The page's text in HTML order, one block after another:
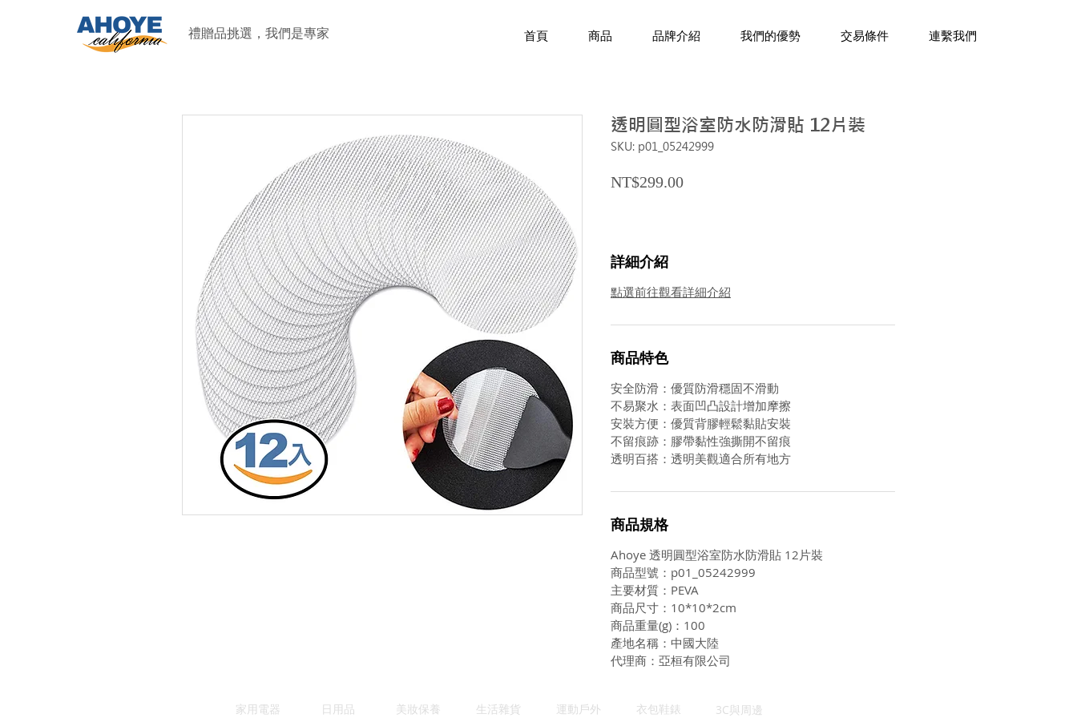
禮贈品挑選，我們是專家 首頁 商品 品牌介紹 我們的優勢 交易條件 連繫我們
透明圓型浴室防水防滑貼 12片裝
SKU: p01_05242999
NT$299.00Price
詳細介紹
點選前往觀看詳細介紹
商品特色
安全防滑：優質防滑穩固不滑動
不易聚水：表面凹凸設計增加摩擦
安裝方便：優質背膠輕鬆黏貼安裝
不留痕跡：膠帶黏性強撕開不留痕
透明百搭：透明美觀適合所有地方
商品規格
Ahoye 透明圓型浴室防水防滑貼 12片裝
商品型號：p01_05242999
主要材質：PEVA
商品尺寸：10*10*2cm
商品重量(g)：100
產地名稱：中國大陸
代理商：亞桓有限公司
家用電器 日用品 美妝保養 生活雜貨 運動戶外 衣包鞋錶 3C與周邊